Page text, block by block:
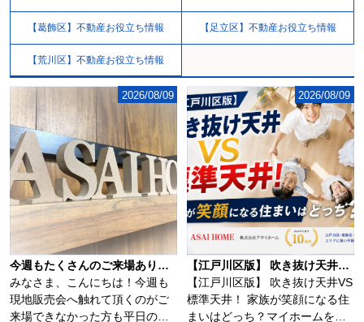
【葛飾区】不動産お役立ち情報 【足立区】不動産お役立ち情報
【荒川区】不動産お役立ち情報
今週もたくさんのご来場ありがとうございます♪
みなさま、こんにちは！今週も
現地販売会へ触れて頂くのがご
来場できなかった方も平日の昼
2026/08/09
【江戸川区版】 吹き抜け天井VS標準天井！ 家族が笑顔になる住まいはどっち？
【江戸川区版】 吹き抜け天井VS
標準天井！ 家族が笑顔になる住
まいはどっち？マイホームを検
2026/08/09